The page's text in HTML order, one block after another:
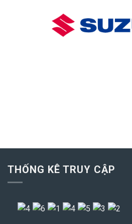
THỐNG KÊ TRUY CẬP